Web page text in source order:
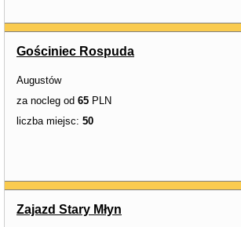
Gościniec Rospuda
Augustów
za nocleg od 65 PLN
liczba miejsc: 50
Zajazd Stary Młyn